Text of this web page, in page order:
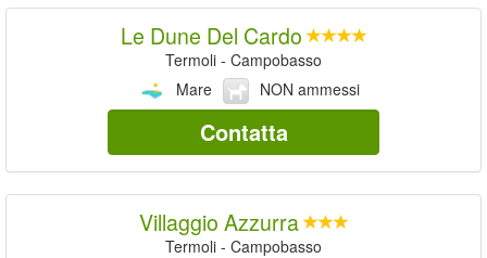
Le Dune Del Cardo
Termoli - Campobasso
Mare
NON ammessi
Contatta
Villaggio Azzurra
Termoli - Campobasso